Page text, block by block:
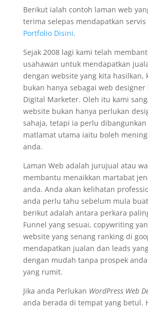
Berikut ialah contoh laman web
terima selepas mendapatkan servis
Portfolio Disini.
Sejak 2008 lagi kami telah
usahawan untuk mendapatkan
dengan website yang kita hasilkan,
bukan hanya sebagai web
Digital Marketer. Oleh itu kami
website bukan hanya perlukan
sahaja, tetapi ia perlu
matlamat utama iaitu boleh
anda.
Laman Web adalah jurujual atau
membantu menaikkan martabat
anda. Anda akan kelihatan
anda perlu tahu sebelum mula
berikut adalah antara perkara
Funnel yang sesuai, copywriting
website yang senang ranking di
mendapatkan jualan dan leads
dengan mudah tanpa prospek
yang rumit.
Jika anda Perlukan WordPress Web
anda berada di tempat yang betul.